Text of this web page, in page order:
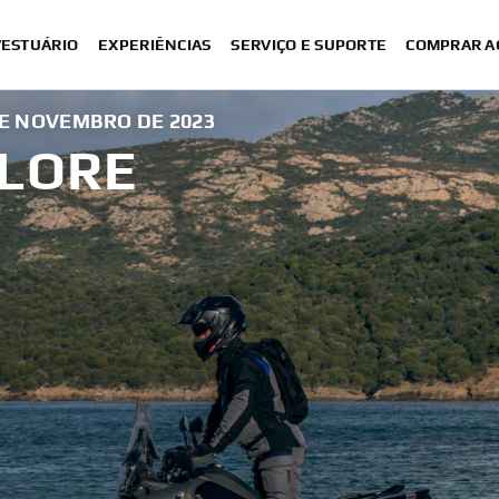
EXPERIÊNCIAS SERVIÇO E SUPORTE COMPRAR
NOVEMBRO DE 2023